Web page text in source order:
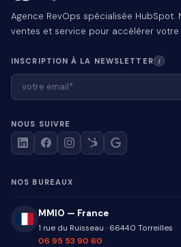
Agence RevOps spécialisée HubSpot.
ventes et service pour accélérer votre
INSCRIPTION À LA NEWSLETTER I
NOUS SUIVRE
NOS BUREAUX
MMIO — France
1 rue du Ruisseau · 66440 Torreilles
06 95 53 90 60